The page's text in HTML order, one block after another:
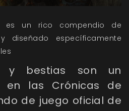
es un rico compendio de
diseñado específicamente
y bestias son un
en las Crónicas de
de juego oficial de